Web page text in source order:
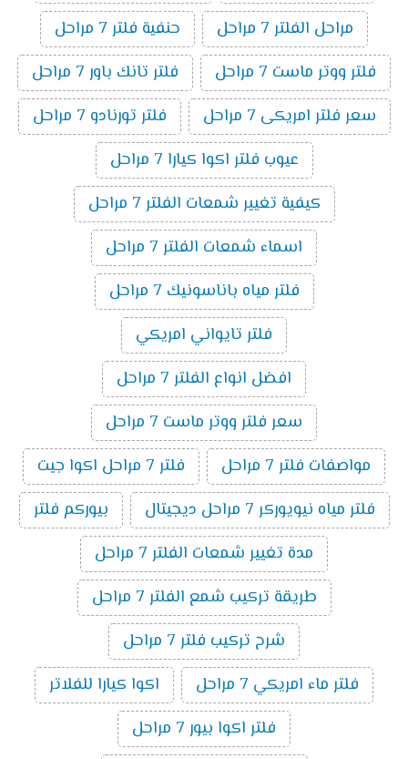
مراحل الفلتر 7 مراحل
حنفية فلتر 7 مراحل
فلتر ووتر ماست 7 مراحل
فلتر تانك باور 7 مراحل
سعر فلتر امريكى 7 مراحل
فلتر تورنادو 7 مراحل
عيوب فلتر اكوا كيارا 7 مراحل
كيفية تغيير شمعات الفلتر 7 مراحل
اسماء شمعات الفلتر 7 مراحل
فلتر مياه باناسونيك 7 مراحل
فلتر تايواني امريكي
افضل انواع الفلتر 7 مراحل
سعر فلتر ووتر ماست 7 مراحل
مواصفات فلتر 7 مراحل
فلتر 7 مراحل اكوا جيت
فلتر مياه نيويوركر 7 مراحل ديجيتال
بيوركم فلتر
مدة تغيير شمعات الفلتر 7 مراحل
طريقة تركيب شمع الفلتر 7 مراحل
شرح تركيب فلتر 7 مراحل
فلتر ماء امريكي 7 مراحل
اكوا كيارا للفلاتر
فلتر اكوا بيور 7 مراحل